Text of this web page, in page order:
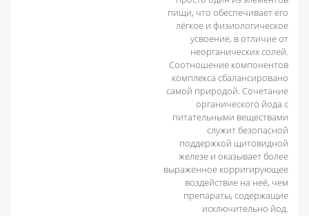
пищи, что обеспечивает его
лёгкое и физиологическое
усвоение, в отличие от
неорганических солей.
Соотношение компонентов
комплекса сбалансировано
самой природой. Сочетание
органического йода с
питательными веществами
служит безопасной
поддержкой щитовидной
железе и оказывает более
выраженное корригирующее
воздействие на неё, чем
препараты, содержащие
исключительно йод.